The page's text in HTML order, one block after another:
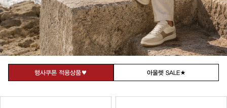
행사쿠폰 적용상품♥ 아울렛 SALE★